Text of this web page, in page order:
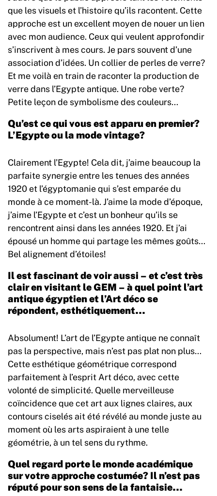
que les visuels et l’histoire qu’ils racontent. Cette
approche est un excellent moyen de nouer un lien
avec mon audience. Ceux qui veulent approfondir
s’inscrivent à mes cours. Je pars souvent d’une
association d’idées. Un collier de perles de verre?
Et me voilà en train de raconter la production de
verre dans l’Egypte antique. Une robe verte?
Petite leçon de symbolisme des couleurs…
Qu’est ce qui vous est apparu en premier?
L’Egypte ou la mode vintage?
Clairement l’Egypte! Cela dit, j’aime beaucoup la
parfaite synergie entre les tenues des années
1920 et l’égyptomanie qui s’est emparée du
monde à ce moment-là. J’aime la mode d’époque,
j’aime l’Egypte et c’est un bonheur qu’ils se
rencontrent ainsi dans les années 1920. Et j’ai
épousé un homme qui partage les mêmes goûts…
Bel alignement d’étoiles!
Il est fascinant de voir aussi – et c’est très
clair en visitant le GEM – à quel point l’art
antique égyptien et l’Art déco se
répondent, esthétiquement…
Absolument! L’art de l’Egypte antique ne connaît
pas la perspective, mais n’est pas plat non plus…
Cette esthétique géométrique correspond
parfaitement à l’esprit Art déco, avec cette
volonté de simplicité. Quelle merveilleuse
coïncidence que cet art aux lignes claires, aux
contours ciselés ait été révélé au monde juste au
moment où les arts aspiraient à une telle
géométrie, à un tel sens du rythme.
Quel regard porte le monde académique
sur votre approche costumée? Il n’est pas
réputé pour son sens de la fantaisie…